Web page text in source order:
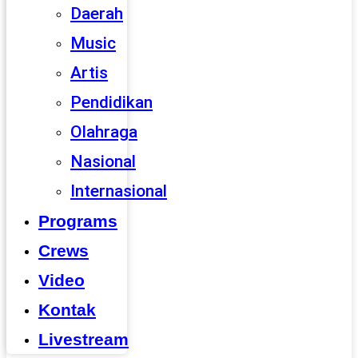
Daerah
Music
Artis
Pendidikan
Olahraga
Nasional
Internasional
Programs
Crews
Video
Kontak
Livestream